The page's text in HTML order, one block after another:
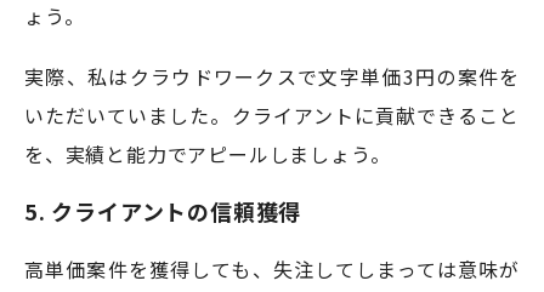
ょう。
実際、私はクラウドワークスで文字単価3円の案件を
いただいていました。クライアントに貢献できること
を、実績と能力でアピールしましょう。
5. クライアントの信頼獲得
高単価案件を獲得しても、失注してしまっては意味が